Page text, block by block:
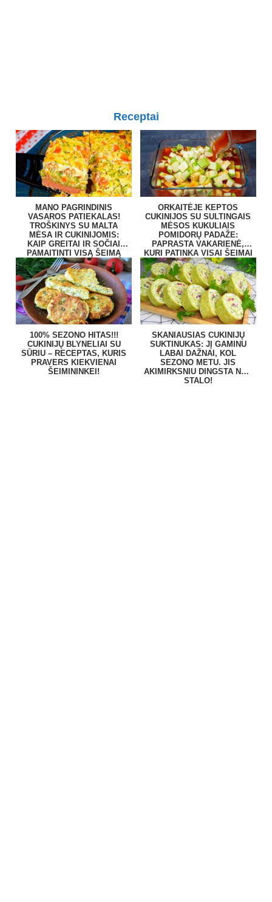
Receptai
MANO PAGRINDINIS
VASAROS PATIEKALAS!
TROŠKINYS SU MALTA
MĖSA IR CUKINIJOMIS:
KAIP GREITAI IR SOČIAI
PAMAITINTI VISĄ ŠEIMĄ
ORKAITĖJE KEPTOS
CUKINIJOS SU SULTINGAIS
MĖSOS KUKULIAIS
POMIDORŲ PADAŽE:
PAPRASTA VAKARIENĖ,
KURI PATINKA VISAI ŠEIMAI
100% SEZONO HITAS!!!
CUKINIJŲ BLYNELIAI SU
SŪRIU – RECEPTAS, KURIS
PRAVERS KIEKVIENAI
ŠEIMININKEI!
SKANIAUSIAS CUKINIJŲ
SUKTINUKAS: JĮ GAMINU
LABAI DAŽNAI, KOL
SEZONO METU. JIS
AKIMIRKSNIU DINGSTA NUO
STALO!